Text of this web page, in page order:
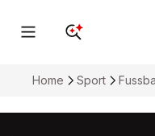
Home Sport